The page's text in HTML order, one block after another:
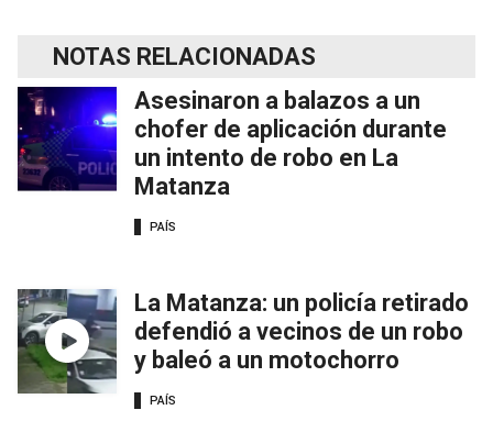
NOTAS RELACIONADAS
Asesinaron a balazos a un
chofer de aplicación durante
un intento de robo en La
Matanza
PAÍS
La Matanza: un policía retirado
defendió a vecinos de un robo
y baleó a un motochorro
PAÍS